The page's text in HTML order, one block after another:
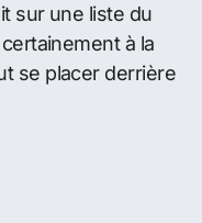
sur une liste du
à la
se placer derrière